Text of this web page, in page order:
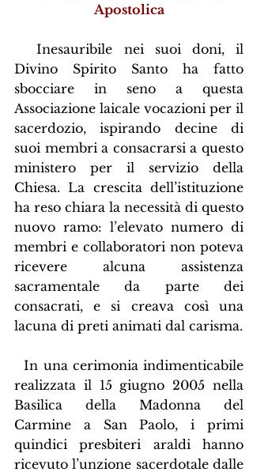
Apostolica
Inesauribile nei suoi doni, il
Divino Spirito Santo ha fatto
sbocciare in seno a questa
Associazione laicale vocazioni per il
sacerdozio, ispirando decine di
suoi membri a consacrarsi a questo
ministero per il servizio della
Chiesa. La crescita dell’istituzione
ha reso chiara la necessità di questo
nuovo ramo: l’elevato numero di
membri e collaboratori non poteva
ricevere alcuna assistenza
sacramentale da parte dei
consacrati, e si creava così una
lacuna di preti animati dal carisma.
In una cerimonia indimenticabile
realizzata il 15 giugno 2005 nella
Basilica della Madonna del
Carmine a San Paolo, i primi
quindici presbiteri araldi hanno
ricevuto l’unzione sacerdotale dalle